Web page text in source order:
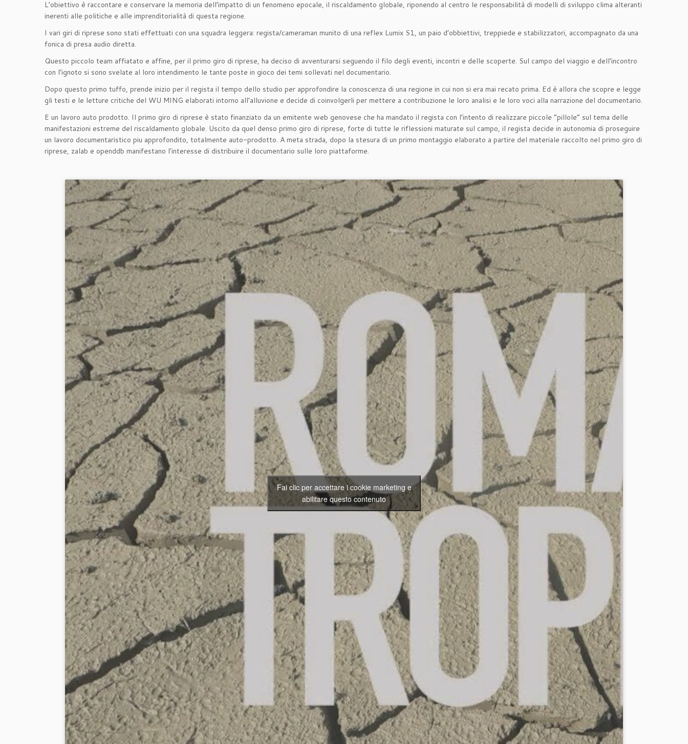
L’obiettivo è raccontare e conservare la memoria dell’impatto di un fenomeno epocale, il riscaldamento globale, riponendo al centro le responsabilità di modelli di sviluppo clima alteranti
inerenti alle politiche e alle imprenditorialità di questa regione.
I vari giri di riprese sono stati effettuati con una squadra leggera: regista/cameraman munito di una reflex Lumix S1, un paio d’obbiettivi, treppiede e stabilizzatori, accompagnato da una
fonica di presa audio diretta.
Questo piccolo team affiatato e affine, per il primo giro di riprese, ha deciso di avventurarsi seguendo il filo degli eventi, incontri e delle scoperte. Sul campo del viaggio e dell’incontro
con l’ignoto si sono svelate al loro intendimento le tante poste in gioco dei temi sollevati nel documentario.
Dopo questo primo tuffo, prende inizio per il regista il tempo dello studio per approfondire la conoscenza di una regione in cui non si era mai recato prima. Ed è allora che scopre e legge
gli testi e le letture critiche del WU MING elaborati intorno all’alluvione e decide di coinvolgerli per mettere a contribuzione le loro analisi e le loro voci alla narrazione del documentario.
E un lavoro auto prodotto. Il primo giro di riprese è stato finanziato da un emitente web genovese che ha mandato il regista con l’intento di realizzare piccole “pillole” sul tema delle
manifestazioni estreme del riscaldamento globale. Uscito da quel denso primo giro di riprese, forte di tutte le riflessioni maturate sul campo, il regista decide in autonomia di proseguire
un lavoro documentaristico piu approfondito, totalmente auto-prodotto. A meta strada, dopo la stesura di un primo montaggio elaborato a partire del materiale raccolto nel primo giro di
riprese, zalab e openddb manifestano l’interesse di distribuire il documentario sulle loro piattaforme.
Fai clic per accettare i cookie marketing e
abilitare questo contenuto